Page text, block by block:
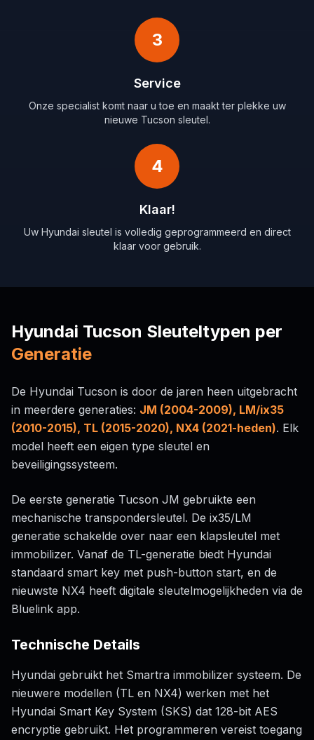
3
Service
Onze specialist komt naar u toe en maakt ter plekke uw
nieuwe Tucson sleutel.
4
Klaar!
Uw Hyundai sleutel is volledig geprogrammeerd en direct
klaar voor gebruik.
Hyundai Tucson Sleuteltypen per
Generatie
De Hyundai Tucson is door de jaren heen uitgebracht
in meerdere generaties: JM (2004-2009), LM/ix35
(2010-2015), TL (2015-2020), NX4 (2021-heden). Elk
model heeft een eigen type sleutel en
beveiligingssysteem.
De eerste generatie Tucson JM gebruikte een
mechanische transpondersleutel. De ix35/LM
generatie schakelde over naar een klapsleutel met
immobilizer. Vanaf de TL-generatie biedt Hyundai
standaard smart key met push-button start, en de
nieuwste NX4 heeft digitale sleutelmogelijkheden via de
Bluelink app.
Technische Details
Hyundai gebruikt het Smartra immobilizer systeem. De
nieuwere modellen (TL en NX4) werken met het
Hyundai Smart Key System (SKS) dat 128-bit AES
encryptie gebruikt. Het programmeren vereist toegang